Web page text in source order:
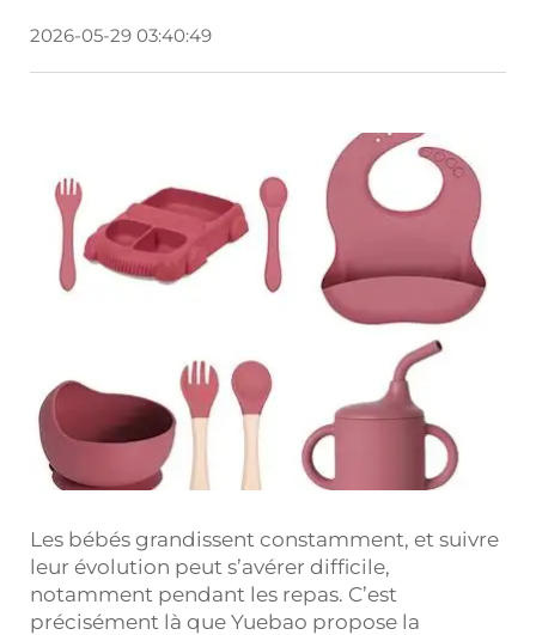
2026-05-29 03:40:49
Les bébés grandissent constamment, et suivre
leur évolution peut s’avérer difficile,
notamment pendant les repas. C’est
précisément là que Yuebao propose la